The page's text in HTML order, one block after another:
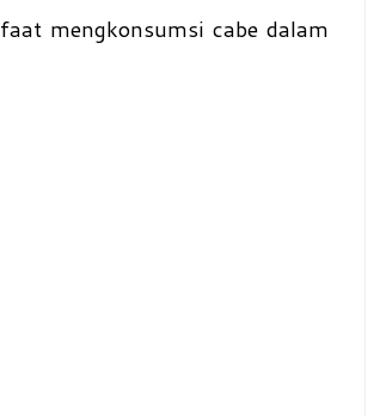
mengkonsumsi cabe dalam